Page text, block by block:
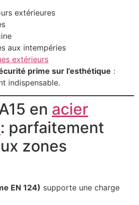
extérieures
aux intempéries
extérieurs
prime sur l’esthétique :
indispensable.
en acier
: parfaitement
zones
EN 124) supporte une charge